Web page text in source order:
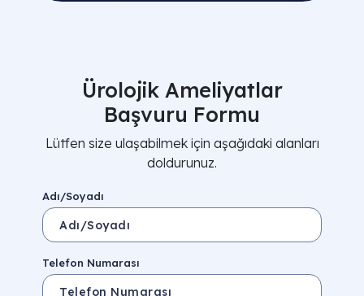
Ürolojik Ameliyatlar
Başvuru Formu
Lütfen size ulaşabilmek için aşağıdaki alanları
doldurunuz.
Adı/Soyadı
Telefon Numarası